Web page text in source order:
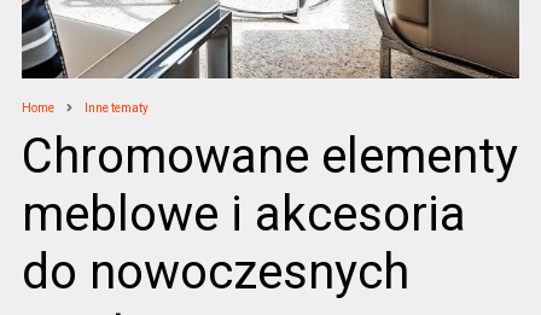
Home Inne tematy
Chromowane elementy
meblowe i akcesoria
do nowoczesnych